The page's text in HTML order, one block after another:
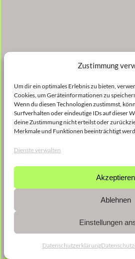
Zustimmung
Um dir ein optimales Erlebnis zu bieten,
Cookies, um Geräteinformationen zu
Wenn du diesen Technologien zustimmst,
Surfverhalten oder eindeutige IDs auf dieser
deine Zustimmung nicht erteilst oder
Merkmale und Funktionen beeinträchtigt
Dienste verwalten
Akzeptieren
Ablehnen
Einstellungen
Datenschutzerklärung